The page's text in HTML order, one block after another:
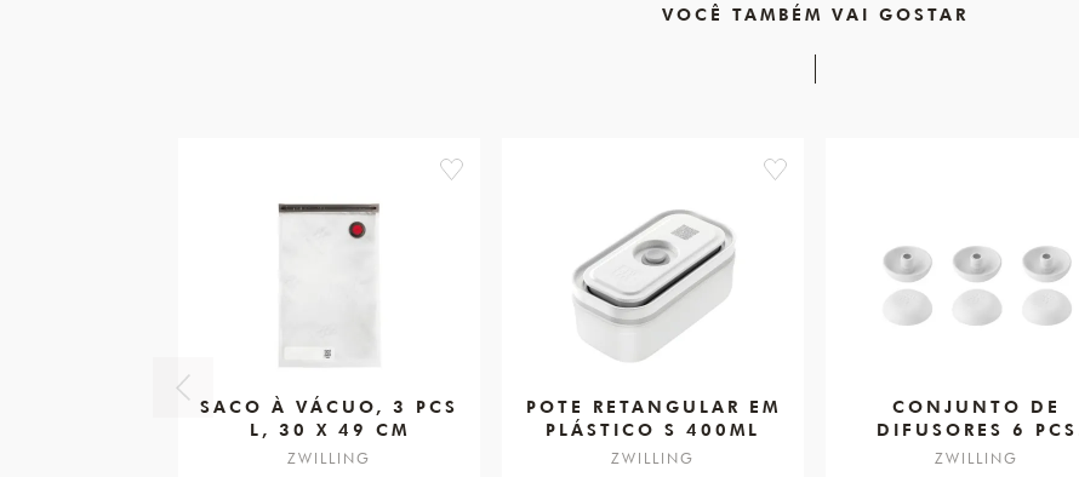
VOCÊ TAMBÉM VAI GOSTAR
favorite
SACO À VÁCUO, 3 PCS
L, 30 X 49 CM
ZWILLING
favorite
POTE RETANGULAR EM
PLÁSTICO S 400ML
ZWILLING
CONJUNTO DE
DIFUSORES 6 PCS
PARA POTES
ZWILLING